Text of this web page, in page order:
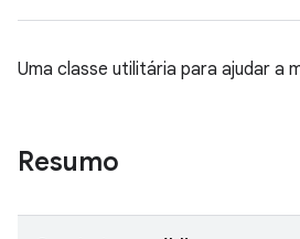
Uma classe utilitária para ajudar a
Resumo